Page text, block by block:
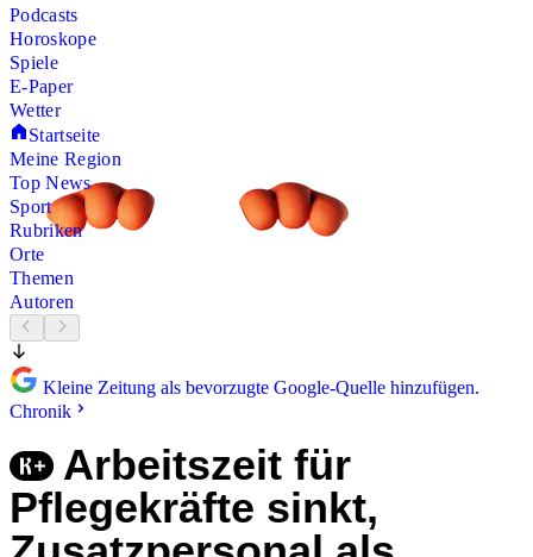
Podcasts
Horoskope
Spiele
E-Paper
Wetter
Startseite
Meine Region
Top News
Sport
Rubriken
Orte
Themen
Autoren
Kleine Zeitung als bevorzugte Google-Quelle hinzufügen.
Chronik
Arbeitszeit für
Pflegekräfte sinkt,